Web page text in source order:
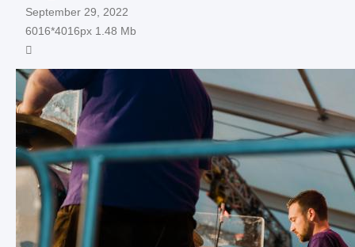
September 29, 2022
6016*4016px 1.48 Mb